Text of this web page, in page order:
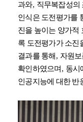
과와, 직무복잡성의
인식은 도전평가를
진을 높이는 양가적
록 도전평가가 소진
결과를 통해 , 자원
확인하였으며 , 동시
인공지능에 대한 반